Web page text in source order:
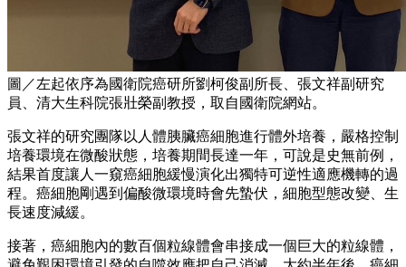
圖／左起依序為國衛院癌研所劉柯俊副所長、張文祥副研究
員、清大生科院張壯榮副教授，取自國衛院網站。
張文祥的研究團隊以人體胰臟癌細胞進行體外培養，嚴格控制
培養環境在微酸狀態，培養期間長達一年，可說是史無前例，
結果首度讓人一窺癌細胞緩慢演化出獨特可逆性適應機轉的過
程。癌細胞剛遇到偏酸微環境時會先蟄伏，細胞型態改變、生
長速度減緩。
接著，癌細胞內的數百個粒線體會串接成一個巨大的粒線體，